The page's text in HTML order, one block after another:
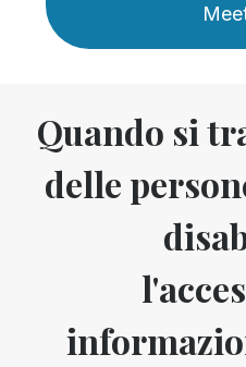
Quando si
delle